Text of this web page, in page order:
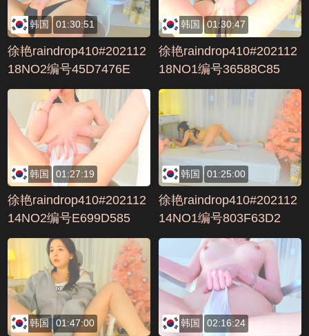
韩国 01:30:51
徐艳raindrop410#202112
18NO2编号45D7476E
韩国 01:30:47
徐艳raindrop410#202112
18NO1编号36588C85
韩国 01:27:19
徐艳raindrop410#202112
14NO2编号E699D585
韩国 01:25:00
徐艳raindrop410#202112
14NO1编号803F63D2
韩国 01:47:00 韩国 02:16:24